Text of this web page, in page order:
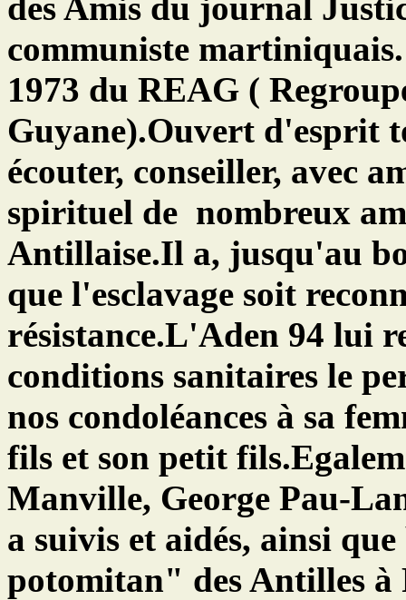
communiste
1973 du REAG (
Guyane).Ouvert d'esprit
écouter, conseiller, avec
spirituel de nombreux
Antillaise.Il a, jusqu'au
que l'esclavage soit
résistance.L'Aden 94 lui
conditions sanitaires le
nos condoléances à sa
fils et son petit
Manville, George Pau-
a suivis et aidés, ainsi
potomitan" des Antilles à